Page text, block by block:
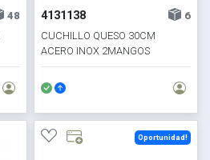
48
4131138
6
CUCHILLO QUESO 30CM
ACERO INOX 2MANGOS
UNIBLOCK 3CLAVELES
Oportunidad!